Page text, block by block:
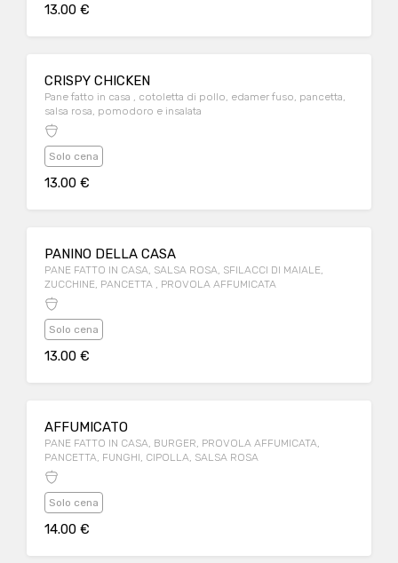
13.00 €
CRISPY CHICKEN
Pane fatto in casa , cotoletta di pollo, edamer fuso, pancetta,
salsa rosa, pomodoro e insalata
Solo cena
13.00 €
PANINO DELLA CASA
PANE FATTO IN CASA, SALSA ROSA, SFILACCI DI MAIALE,
ZUCCHINE, PANCETTA , PROVOLA AFFUMICATA
Solo cena
13.00 €
AFFUMICATO
PANE FATTO IN CASA, BURGER, PROVOLA AFFUMICATA,
PANCETTA, FUNGHI, CIPOLLA, SALSA ROSA
Solo cena
14.00 €